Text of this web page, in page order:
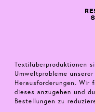
Textilüberproduktionen
Umweltprobleme
Herausforderungen. Wir
dieses anzugehen und
Bestellungen zu